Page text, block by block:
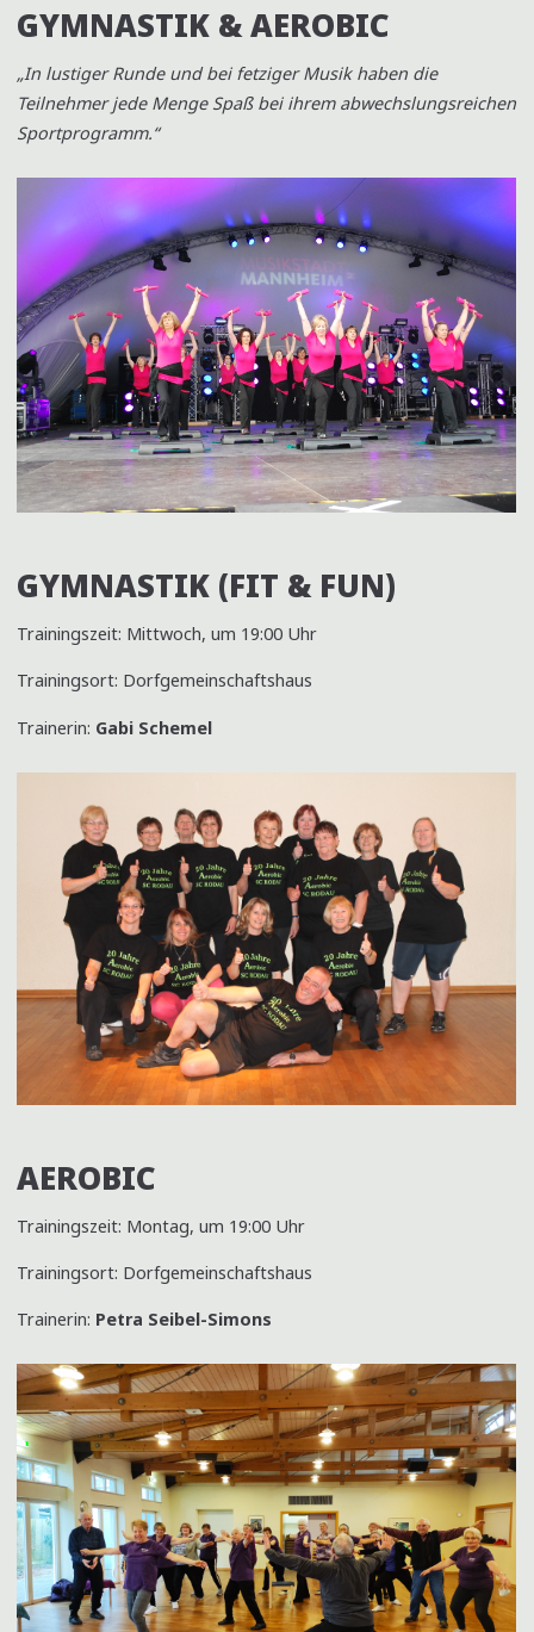
GYMNASTIK & AEROBIC
„In lustiger Runde und bei fetziger Musik haben die
Teilnehmer jede Menge Spaß bei ihrem abwechslungsreichen
Sportprogramm.“
GYMNASTIK (FIT & FUN)
Trainingszeit: Mittwoch, um 19:00 Uhr
Trainingsort: Dorfgemeinschaftshaus
Trainerin: Gabi Schemel
AEROBIC
Trainingszeit: Montag, um 19:00 Uhr
Trainingsort: Dorfgemeinschaftshaus
Trainerin: Petra Seibel-Simons